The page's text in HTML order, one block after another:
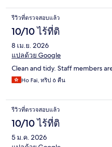
รีวิวที่ตรวจสอบแล้ว
10/10 ไร้ที่ติ
8 เม.ย. 2026
แปลด้วย Google
Clean and tidy. Staff members
Ho Fai, ทริป 6 คืน
รีวิวที่ตรวจสอบแล้ว
10/10 ไร้ที่ติ
5 ม.ค. 2026